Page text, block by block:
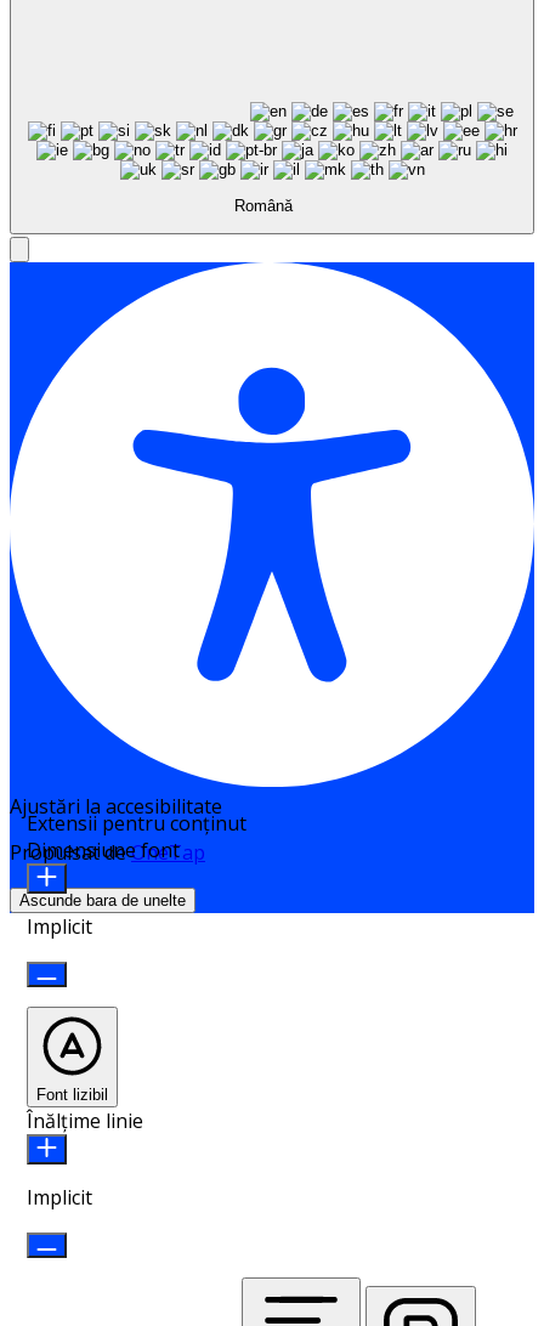
Română
Ajustări la accesibilitate
Propulsat deOneTap
Ascunde bara de unelte
Extensii pentru conținut
Dimensiune font
Implicit
Font lizibil
Înălțime linie
Implicit